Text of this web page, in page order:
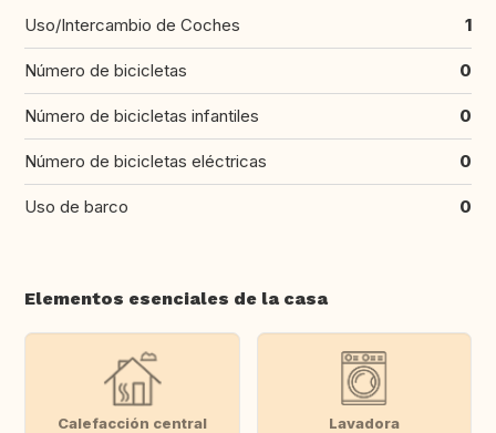
Uso/Intercambio de Coches 1
Número de bicicletas 0
Número de bicicletas infantiles 0
Número de bicicletas eléctricas 0
Uso de barco 0
Elementos esenciales de la casa
Calefacción central Lavadora